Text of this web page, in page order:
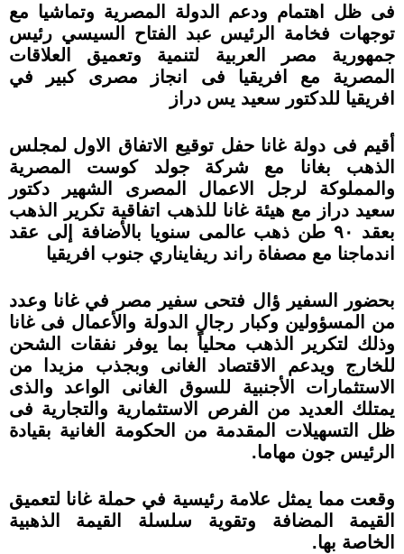
فى ظل اهتمام ودعم الدولة المصرية وتماشيا مع
توجهات فخامة الرئيس عبد الفتاح السيسي رئيس
جمهورية مصر العربية لتنمية وتعميق العلاقات
المصرية مع افريقيا فى انجاز مصرى كبير في
افريقيا للدكتور سعيد يس دراز
أقيم فى دولة غانا حفل توقيع الاتفاق الاول لمجلس
الذهب بغانا مع شركة جولد كوست المصرية
والمملوكة لرجل الاعمال المصرى الشهير دكتور
سعيد دراز مع هيئة غانا للذهب اتفاقية تكرير الذهب
بعقد ٩٠ طن ذهب عالمى سنويا بالأضافة إلى عقد
اندماجنا مع مصفاة راند ريفايناري جنوب افريقيا
بحضور السفير ؤال فتحى سفير مصر في غانا وعدد
من المسؤولين وكبار رجال الدولة والأعمال فى غانا
وذلك لتكرير الذهب محلياً بما يوفر نفقات الشحن
للخارج ويدعم الاقتصاد الغانى وبجذب مزيدا من
الاستثمارات الأجنبية للسوق الغانى الواعد والذى
يمتلك العديد من الفرص الاستثمارية والتجارية فى
ظل التسهيلات المقدمة من الحكومة الغانية بقيادة
الرئيس جون مهاما.
وقعت مما يمثل علامة رئيسية في حملة غانا لتعميق
القيمة المضافة وتقوية سلسلة القيمة الذهبية
الخاصة بها.